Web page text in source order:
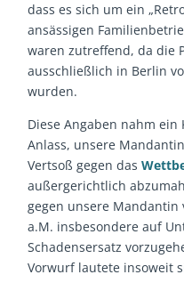
dass es sich um ein
ansässigen
waren zutreffend, da die
ausschließlich in Berlin
wurden.
Diese Angaben nahm
Anlass, unsere
Vertsoß gegen das
außergerichtlich
gegen unsere
a.M. insbesondere auf
Schadensersatz
Vorwurf lautete insoweit